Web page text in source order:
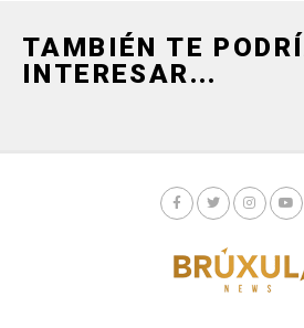
TAMBIÉN TE
INTERESAR...